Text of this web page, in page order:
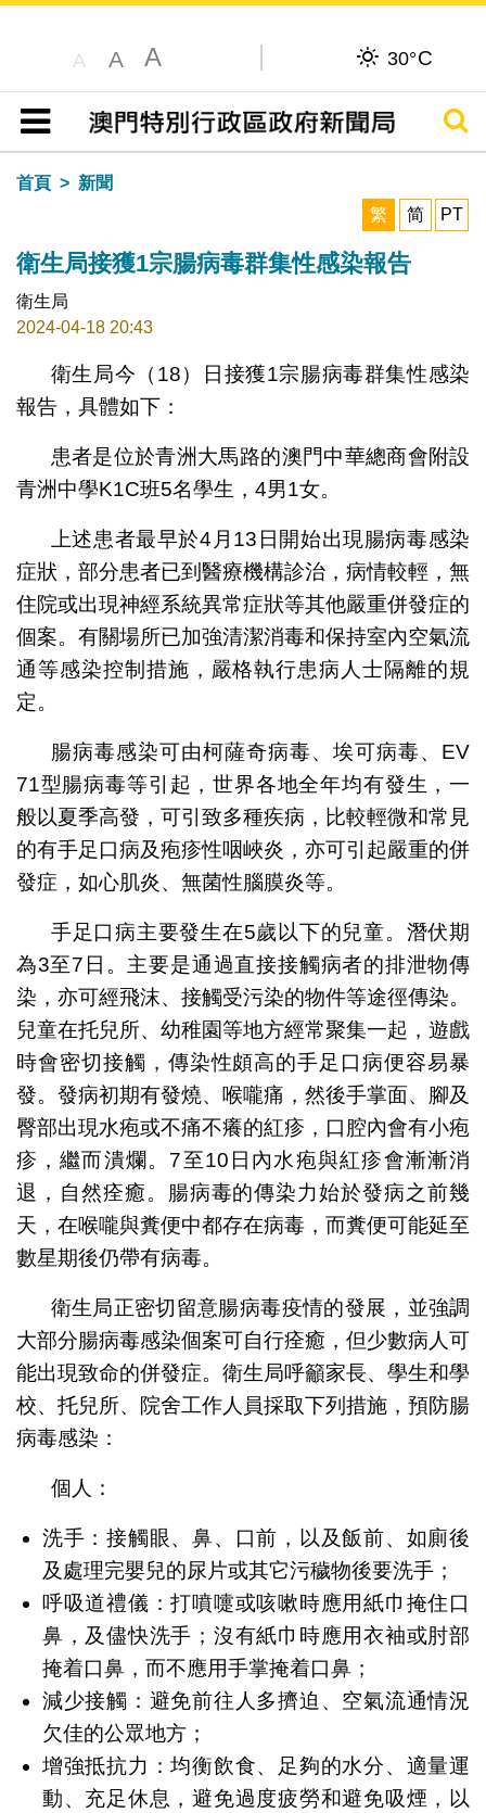
A A A 30°C
目錄
搜尋
首頁
新聞
繁
简 PT
衛生局接獲1宗腸病毒群集性感染報告
衛生局
2024-04-18 20:43
衛生局今（18）日接獲1宗腸病毒群集性感染
報告，具體如下：
患者是位於青洲大馬路的澳門中華總商會附設
青洲中學K1C班5名學生，4男1女。
上述患者最早於4月13日開始出現腸病毒感染
症狀，部分患者已到醫療機構診治，病情較輕，無
住院或出現神經系統異常症狀等其他嚴重併發症的
個案。有關場所已加強清潔消毒和保持室內空氣流
通等感染控制措施，嚴格執行患病人士隔離的規
定。
腸病毒感染可由柯薩奇病毒、埃可病毒、EV
71型腸病毒等引起，世界各地全年均有發生，一
般以夏季高發，可引致多種疾病，比較輕微和常見
的有手足口病及疱疹性咽峽炎，亦可引起嚴重的併
發症，如心肌炎、無菌性腦膜炎等。
手足口病主要發生在5歲以下的兒童。潛伏期
為3至7日。主要是通過直接接觸病者的排泄物傳
染，亦可經飛沫、接觸受污染的物件等途徑傳染。
兒童在托兒所、幼稚園等地方經常聚集一起，遊戲
時會密切接觸，傳染性頗高的手足口病便容易暴
發。發病初期有發燒、喉嚨痛，然後手掌面、腳及
臀部出現水疱或不痛不癢的紅疹，口腔內會有小疱
疹，繼而潰爛。7至10日內水疱與紅疹會漸漸消
退，自然痊癒。腸病毒的傳染力始於發病之前幾
天，在喉嚨與糞便中都存在病毒，而糞便可能延至
數星期後仍帶有病毒。
衛生局正密切留意腸病毒疫情的發展，並強調
大部分腸病毒感染個案可自行痊癒，但少數病人可
能出現致命的併發症。衛生局呼籲家長、學生和學
校、托兒所、院舍工作人員採取下列措施，預防腸
病毒感染：
個人：
洗手：接觸眼、鼻、口前，以及飯前、如廁後
及處理完嬰兒的尿片或其它污穢物後要洗手；
呼吸道禮儀：打噴嚏或咳嗽時應用紙巾掩住口
鼻，及儘快洗手；沒有紙巾時應用衣袖或肘部
掩着口鼻，而不應用手掌掩着口鼻；
減少接觸：避免前往人多擠迫、空氣流通情況
欠佳的公眾地方；
增強抵抗力：均衡飲食、足夠的水分、適量運
動、充足休息，避免過度疲勞和避免吸煙，以